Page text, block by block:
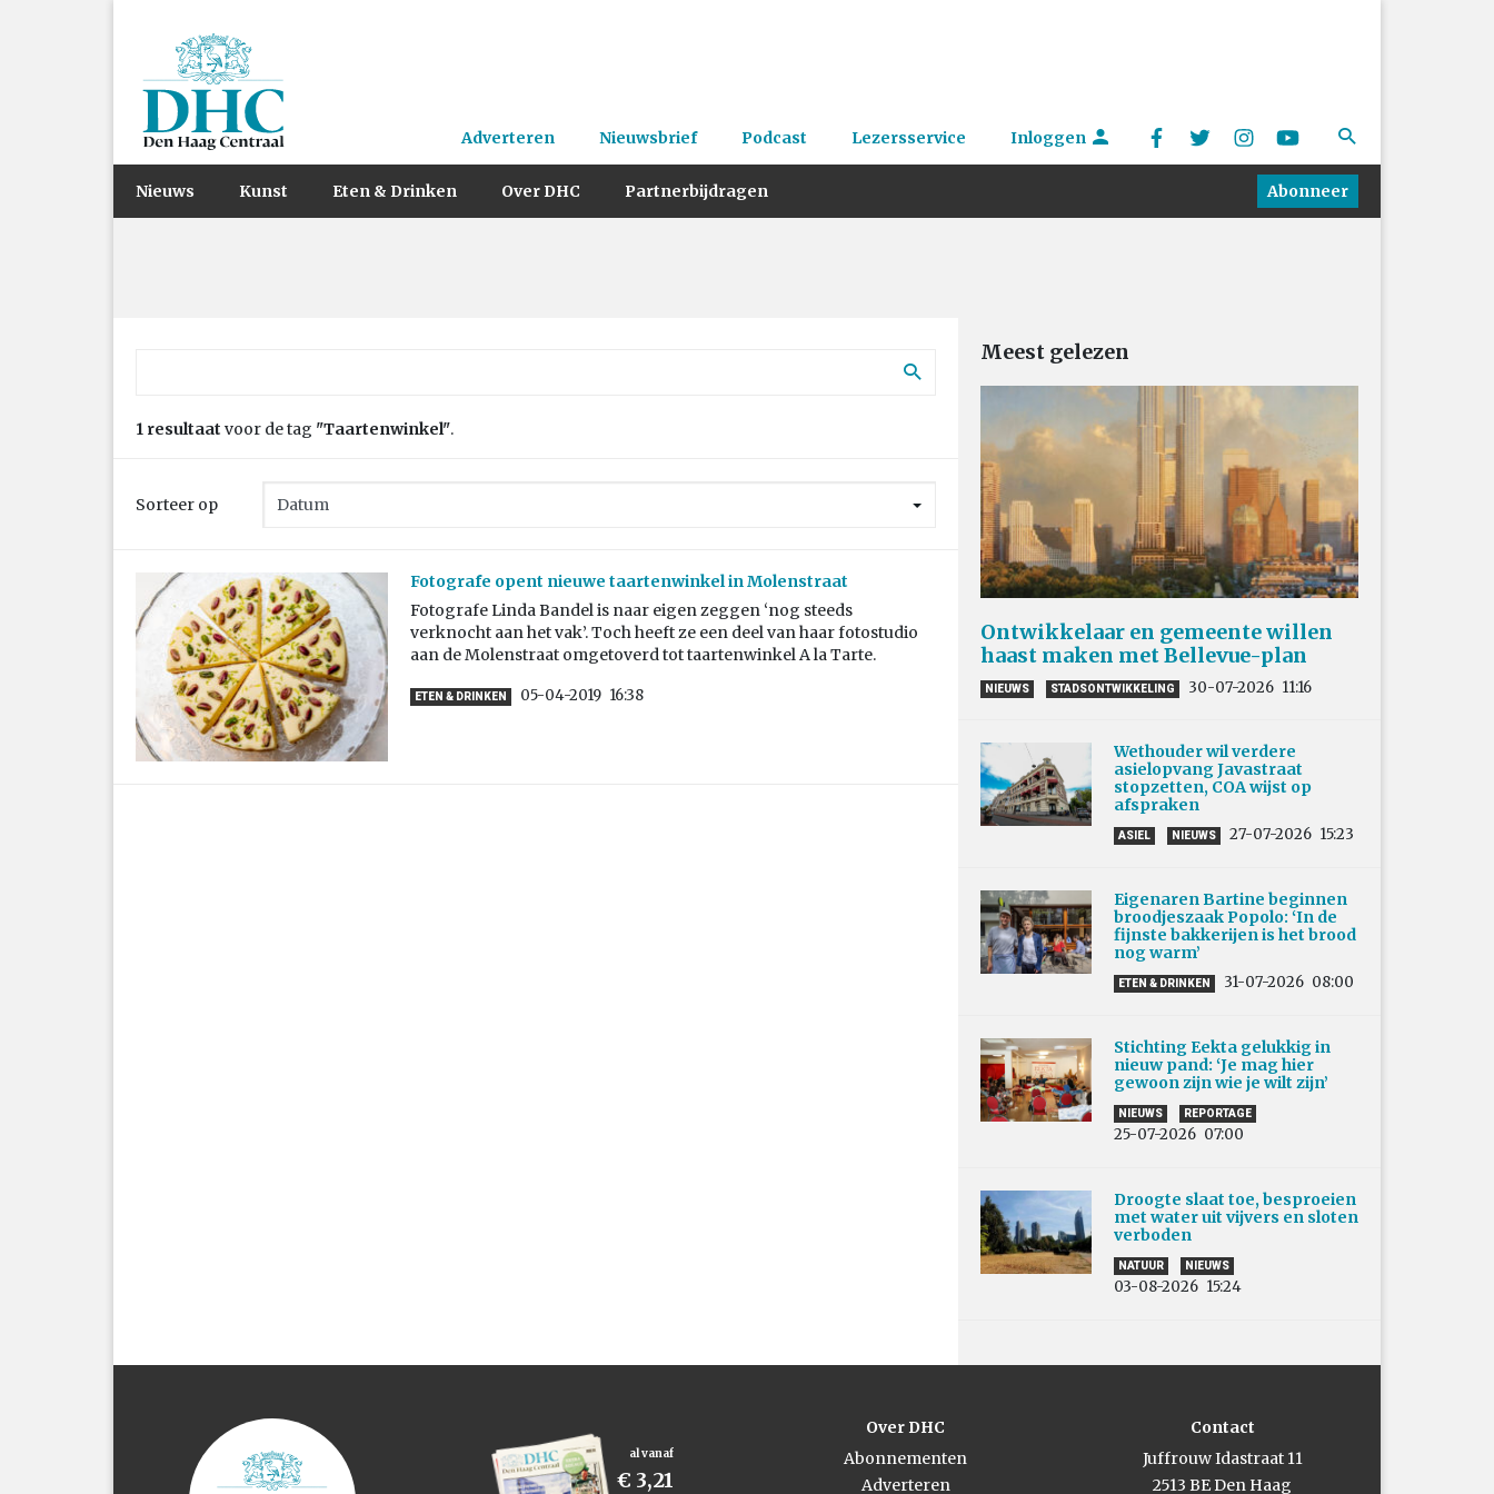
Adverteren Nieuwsbrief Podcast Lezersservice Inloggen
Nieuws Kunst Eten & Drinken Over DHC Partnerbijdragen Abonneer
1 resultaat voor de tag "Taartenwinkel".
Sorteer op
Fotografe opent nieuwe taartenwinkel in Molenstraat
Fotografe Linda Bandel is naar eigen zeggen ‘nog steeds
verknocht aan het vak’. Toch heeft ze een deel van haar fotostudio
aan de Molenstraat omgetoverd tot taartenwinkel A la Tarte.
ETEN & DRINKEN 05-04-2019 16:38
Meest gelezen
Ontwikkelaar en gemeente willen
haast maken met Bellevue-plan
NIEUWS STADSONTWIKKELING 30-07-2026 11:16
Wethouder wil verdere
asielopvang Javastraat
stopzetten, COA wijst op
afspraken
ASIEL NIEUWS 27-07-2026 15:23
Eigenaren Bartine beginnen
broodjeszaak Popolo: ‘In de
fijnste bakkerijen is het brood
nog warm’
ETEN & DRINKEN 31-07-2026 08:00
Stichting Eekta gelukkig in
nieuw pand: ‘Je mag hier
gewoon zijn wie je wilt zijn’
NIEUWS REPORTAGE
25-07-2026 07:00
Droogte slaat toe, besproeien
met water uit vijvers en sloten
verboden
NATUUR NIEUWS
03-08-2026 15:24
al vanaf
€ 3,21
Over DHC
Abonnementen
Adverteren
Contact
Juffrouw Idastraat 11
2513 BE Den Haag